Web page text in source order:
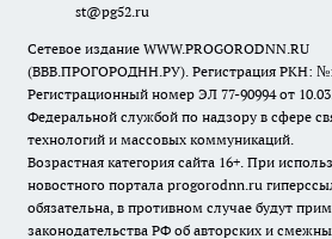
st@pg52.ru
Сетевое издание WWW.PROGORODNN.RU
(ВВВ.ПРОГОРОДНН.РУ). Регистрация РКН: №:
Регистрационный номер ЭЛ 77-90994 от
Федеральной службой по надзору в сфере
технологий и массовых коммуникаций.
Возрастная категория сайта 16+. При
новостного портала progorodnn.ru
обязательна, в противном случае будут
законодательства РФ об авторских и